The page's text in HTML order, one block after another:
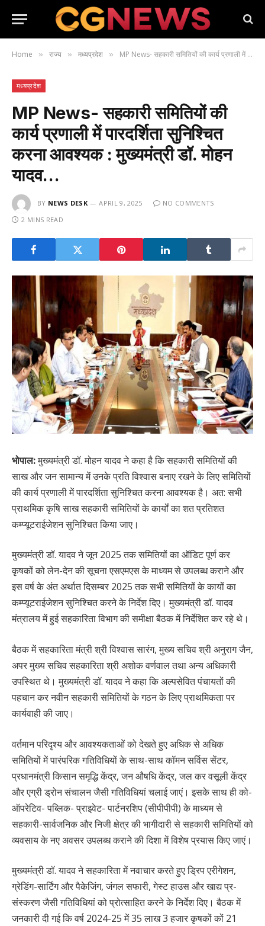
Home » राज्य » मध्यप्रदेश » MP News- सहकारी समितियों की कार्य प्रणाली में पारदर्शिता सुनिश्चित करना आवश्यक : मुख्यमंत्री डॉ. मोहन यादव…
मध्यप्रदेश
MP News- सहकारी समितियों की
कार्य प्रणाली में पारदर्शिता सुनिश्चित
करना आवश्यक : मुख्यमंत्री डॉ. मोहन
यादव…
BY NEWS DESK APRIL 9, 2025
NO COMMENTS
2 MINS READ
भोपाल:मुख्यमंत्री डॉ. मोहन यादव ने कहा है कि सहकारी समितियों की
साख और जन सामान्य में उनके प्रति विश्वास बनाए रखने के लिए समितियों
की कार्य प्रणाली में पारदर्शिता सुनिश्चित करना आवश्यक है। अत: सभी
प्राथमिक कृषि साख सहकारी समितियों के कार्यों का शत प्रतिशत
कम्प्यूटराईजेशन सुनिश्चित किया जाए।
मुख्यमंत्री डॉ. यादव ने जून 2025 तक समितियों का ऑडिट पूर्ण कर
कृषकों को लेन-देन की सूचना एसएमएस के माध्यम से उपलब्ध कराने और
इस वर्ष के अंत अर्थात दिसम्बर 2025 तक सभी समितियों के कायों का
कम्प्यूटराईजेशन सु‍निश्चित करने के निर्देश दिए। मुख्यमंत्री डॉ. यादव
मंत्रालय में हुई सहकारिता विभाग की समीक्षा बैठक में निर्देशित कर रहे थे।
बैठक में सहकारिता मंत्री श्री विश्वास सारंग, मुख्य सचिव श्री अनुराग जैन,
अपर मुख्य सचिव सहकारिता श्री अशोक वर्णवाल तथा अन्य अधिकारी
उपस्थित थे।मुख्यमंत्री डॉ. यादव ने कहा कि अल्पसेवित पंचायतों की
पहचान कर नवीन सहकारी समितियों के गठन के लिए प्राथमिकता पर
कार्यवाही की जाए।
वर्तमान परिदृश्य और आवश्यकताओं को देखते हुए अधिक से अधिक
समितियों में पारंपरिक गतिविधियों के साथ-साथ कॉमन सर्विस सेंटर,
प्रधानमंत्री किसान समृद्धि केंद्र, जन औषधि केंद्र, जल कर वसूली केंद्र
और एग्री ड्रोन संचालन जैसी गतिविधियां चलाई जाएं। इसके साथ ही को-
ऑपरेटिव- पब्लिक- प्राइवेट- पार्टनरशिप (सीपीपीपी) के माध्यम से
सहकारी-सार्वजनिक और निजी क्षेत्र की भागीदारी से सहकारी समितियों को
व्यवसाय के नए अवसर उपलब्ध कराने की दिशा में विशेष प्रयास किए जाएं।
मुख्यमंत्री डॉ. यादव ने सहकारिता में नवाचार करते हुए ड्रिप एरीगेशन,
ग्रेडिंग-सार्टिंग और पैकेजिंग, जंगल सफारी, गेस्ट हाउस और खाद्य प्र-
संस्करण जैसी गतिविधियां को प्रोत्साहित करने के निर्देश दिए।बैठक में
जनकारी दी गई कि वर्ष 2024-25 में 35 लाख 3 हजार कृषकों कों 21